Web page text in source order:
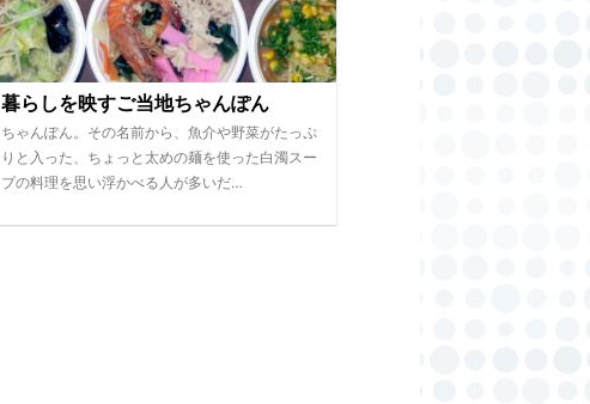
暮らしを映すご当地ちゃんぽん
ちゃんぽん。その名前から、魚介や野菜がたっぷ
りと入った、ちょっと太めの麺を使った白濁スー
プの料理を思い浮かべる人が多いだ…